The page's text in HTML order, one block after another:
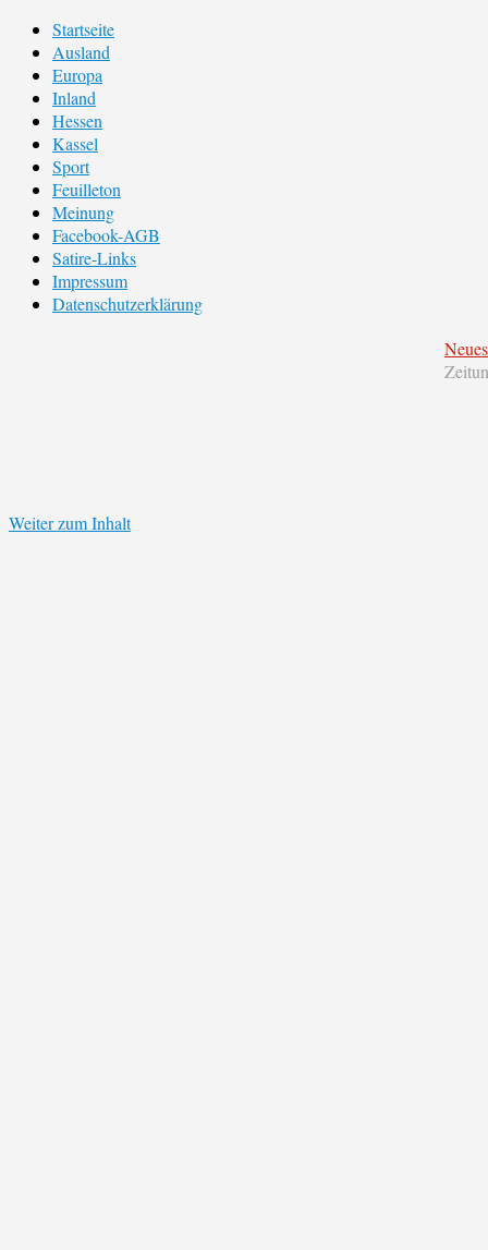
Startseite
Ausland
Europa
Inland
Hessen
Kassel
Sport
Feuilleton
Meinung
Facebook-AGB
Satire-Links
Impressum
Datenschutzerklärung
Weiter zum Inhalt